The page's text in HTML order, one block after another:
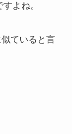
よね。
ていると言